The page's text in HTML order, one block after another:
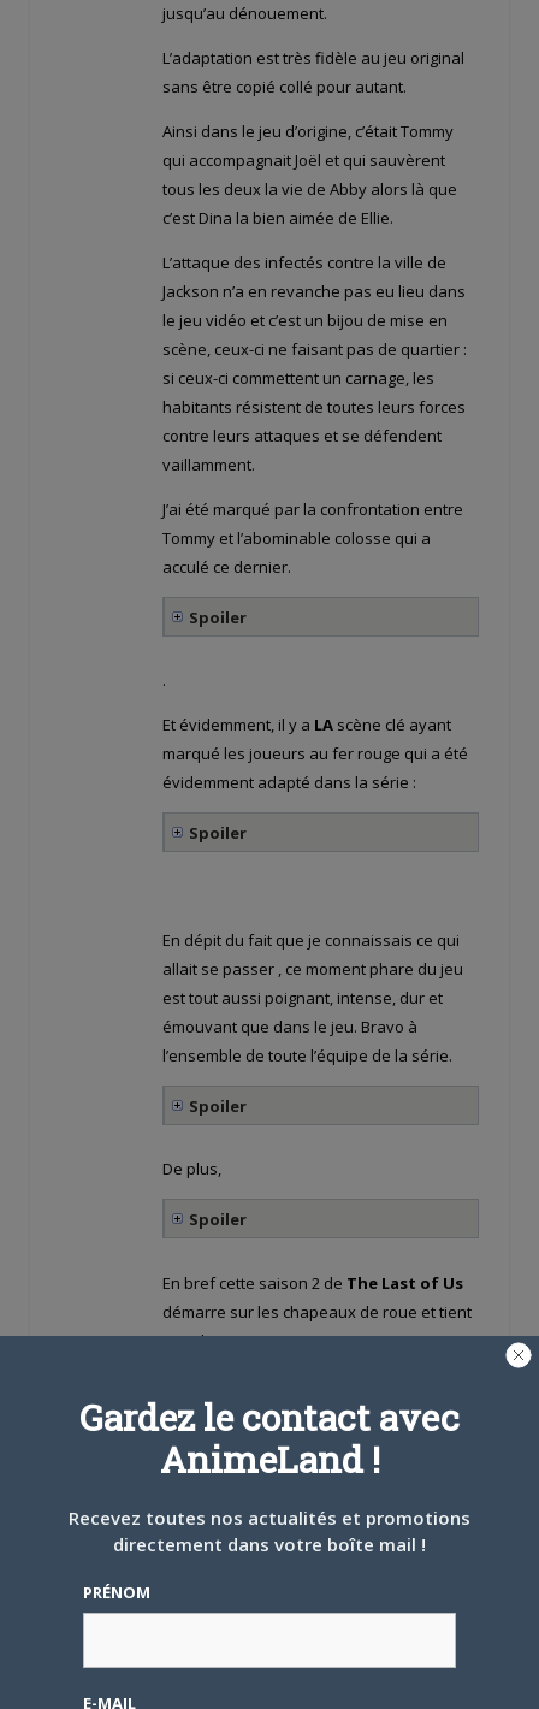
jusqu’au dénouement.
L’adaptation est très fidèle au jeu original
sans être copié collé pour autant.
Ainsi dans le jeu d’origine, c’était Tommy
qui accompagnait Joël et qui sauvèrent
tous les deux la vie de Abby alors là que
c’est Dina la bien aimée de Ellie.
L’attaque des infectés contre la ville de
Jackson n’a en revanche pas eu lieu dans
le jeu vidéo et c’est un bijou de mise en
scène, ceux-ci ne faisant pas de quartier :
si ceux-ci commettent un carnage, les
habitants résistent de toutes leurs forces
contre leurs attaques et se défendent
vaillamment.
J’ai été marqué par la confrontation entre
Tommy et l’abominable colosse qui a
acculé ce dernier.
Spoiler
.
Et évidemment, il y a LA scène clé ayant
marqué les joueurs au fer rouge qui a été
évidemment adapté dans la série :
Spoiler
En dépit du fait que je connaissais ce qui
allait se passer , ce moment phare du jeu
est tout aussi poignant, intense, dur et
émouvant que dans le jeu. Bravo à
l’ensemble de toute l’équipe de la série.
Spoiler
De plus,
Spoiler
En bref cette saison 2 de The Last of Us
démarre sur les chapeaux de roue et tient
pour le moment toutes ses promesses.
Offline
Xanatos LE19 MAI 2025 À 18 H 57 MIN
Gardez le contact avec
AnimeLand !
Recevez toutes nos actualités et promotions
directement dans votre boîte mail !
PRÉNOM
E-MAIL